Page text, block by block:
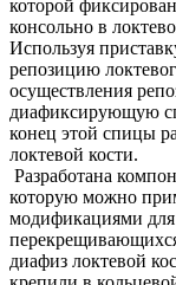
которой
консольно в
Используя
репозицию
осуществления
диафиксирующую
конец этой спицы
локтевой кости.
Разработана
которую можно
модификациями
диафиз локтевой